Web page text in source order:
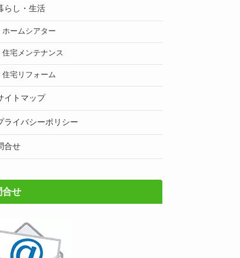
らし・生活
ホームシアター
住宅メンテナンス
住宅リフォーム
イトマップ
ライバシーポリシー
合せ
合せ